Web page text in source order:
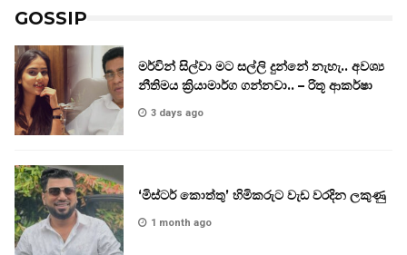
GOSSIP
මර්වින් සිල්වා මට සල්ලි දුන්නේ නැහැ.. අවශ්‍ය
නීතිමය ක්‍රියාමාර්ග ගන්නවා.. – රිතූ ආකර්ෂා
3 days ago
‘මිස්ටර් කොත්තු’ හිමිකරුට වැඩ වරදින ලකුණු
1 month ago